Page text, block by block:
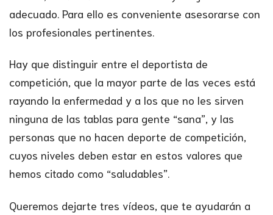
adecuado. Para ello es conveniente asesorarse con
los profesionales pertinentes.
Hay que distinguir entre el deportista de
competición, que la mayor parte de las veces está
rayando la enfermedad y a los que no les sirven
ninguna de las tablas para gente “sana”, y las
personas que no hacen deporte de competición,
cuyos niveles deben estar en estos valores que
hemos citado como “saludables”.
Queremos dejarte tres vídeos, que te ayudarán a